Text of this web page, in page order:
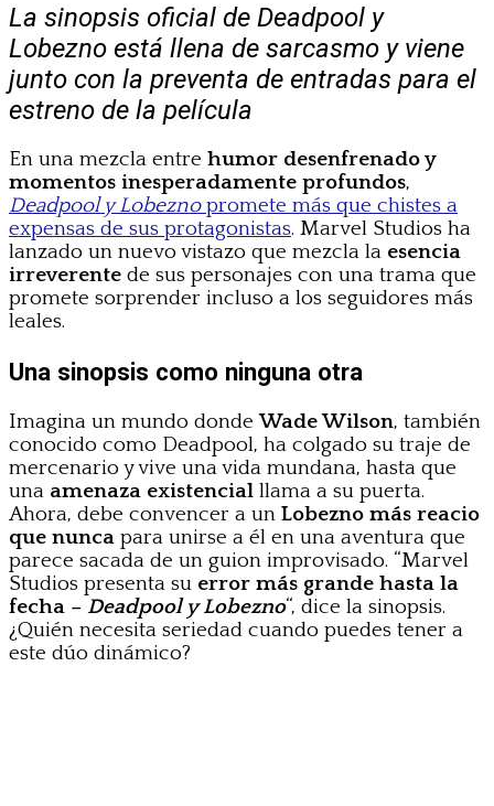
La sinopsis oficial de Deadpool y
Lobezno está llena de sarcasmo y viene
junto con la preventa de entradas para el
estreno de la película
En una mezcla entre humor desenfrenado y
momentos inesperadamente profundos,
Deadpool y Lobeznopromete más que chistes a
expensas de sus protagonistas. Marvel Studios ha
lanzado un nuevo vistazo que mezcla la esencia
irreverente de sus personajes con una trama que
promete sorprender incluso a los seguidores más
leales.
Una sinopsis como ninguna otra
Imagina un mundo dondeWade Wilson, también
conocido como Deadpool, ha colgado su traje de
mercenario y vive una vida mundana, hasta que
una amenaza existencial llama a su puerta.
Ahora, debe convencer a un Lobezno más reacio
que nunca para unirse a él en una aventura que
parece sacada de un guion improvisado. “Marvel
Studios presenta su error más grande hasta la
fecha – Deadpool y Lobezno“, dice la sinopsis.
¿Quién necesita seriedad cuando puedes tener a
este dúo dinámico?